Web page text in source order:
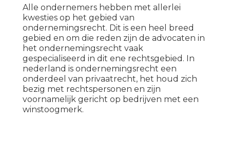
Alle ondernemers hebben met allerlei
kwesties op het gebied van
ondernemingsrecht. Dit is een heel breed
gebied en om die reden zijn de advocaten in
het ondernemingsrecht vaak
gespecialiseerd in dit ene rechtsgebied. In
nederland is ondernemingsrecht een
onderdeel van privaatrecht, het houd zich
bezig met rechtspersonen en zijn
voornamelijk gericht op bedrijven met een
winstoogmerk.